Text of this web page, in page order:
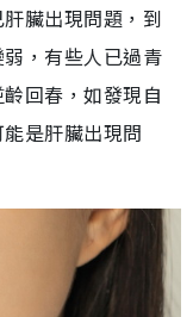
臟出現問題，到
，有些人已過青
回春，如發現自
是肝臟出現問